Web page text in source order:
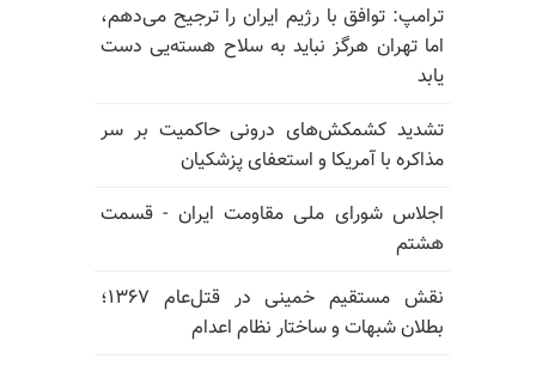
ترامپ: توافق با رژیم ایران را ترجیح می‌دهم،
اما تهران هرگز نباید به سلاح هسته‌یی دست
یابد
تشدید کشمکش‌های درونی حاکمیت بر سر
مذاکره با آمریکا و استعفای پزشکیان
اجلاس شورای ملی مقاومت ایران - قسمت
هشتم
نقش مستقیم خمینی در قتل‌عام ۱۳۶۷؛
بطلان شبهات و ساختار نظام اعدام